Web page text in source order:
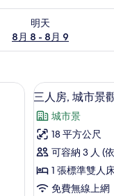
明天
8月 8 - 8月 9
8 - 8月 9) 的供應情況
床單
顯
示
三
人
房,
城
2
三人房, 城市景
城市景
18 平方公尺
可容納 3 人 (
1 張標準雙人
免費無線上網